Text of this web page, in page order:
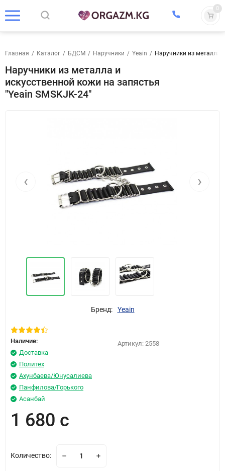
0
Главная / Каталог / БДСМ / Наручники / Yeain / Наручники из металла
Наручники из металла и
искусственной кожи на запястья
"Yeain SMSKJK-24"
‹ ›
Бренд: Yeain
Наличие:
Доставка
Политех
Ахунбаева/Юнусалиева
Панфилова/Горького
Асанбай
Артикул: 2558
1 680 с
Количество: